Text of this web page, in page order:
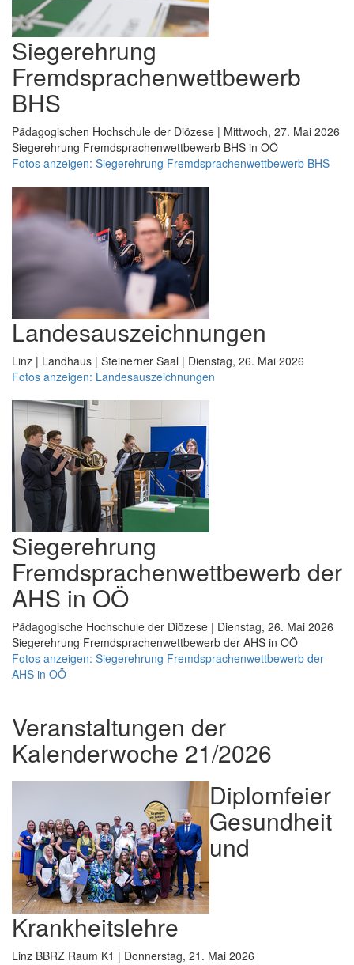
Siegerehrung
Fremdsprachenwettbewerb
BHS
Pädagogischen Hochschule der Diözese | Mittwoch, 27. Mai 2026
Siegerehrung Fremdsprachenwettbewerb BHS in OÖ
Fotos anzeigen: Siegerehrung Fremdsprachenwettbewerb BHS
Landesauszeichnungen
Linz | Landhaus | Steinerner Saal | Dienstag, 26. Mai 2026
Fotos anzeigen: Landesauszeichnungen
Siegerehrung
Fremdsprachenwettbewerb der
AHS in OÖ
Pädagogische Hochschule der Diözese | Dienstag, 26. Mai 2026
Siegerehrung Fremdsprachenwettbewerb der AHS in OÖ
Fotos anzeigen: Siegerehrung Fremdsprachenwettbewerb der
AHS in OÖ
Veranstaltungen der
Kalenderwoche 21/2026
Diplomfeier
Gesundheit
und
Krankheitslehre
Linz BBRZ Raum K1 | Donnerstag, 21. Mai 2026